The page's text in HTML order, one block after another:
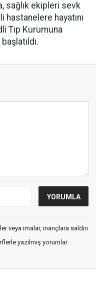
sağlık ekipleri sevk
hayatını
Tıp Kurumuna
veya imalar, inançlara saldırı
yazılmış yorumlar